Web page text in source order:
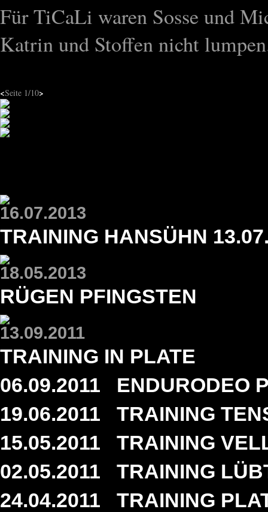
Für TiCaLi waren Sosse und
Katrin und Stoffen nicht
<Seite 1/10>
16.07.2013
TRAINING HANSÜHN
18.05.2013
RÜGEN PFINGSTEN
13.09.2011
TRAINING IN PLATE
06.09.2011
ENDURODEO
19.06.2011
TRAINING
15.05.2011
TRAINING
02.05.2011
TRAINING
24.04.2011
TRAINING